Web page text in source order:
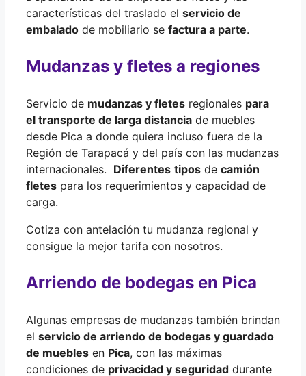
características del traslado el servicio de
embalado de mobiliario se factura a parte.
Mudanzas y fletes a regiones
Servicio de mudanzas y fletes regionales para
el transporte de larga distancia de muebles
desde Pica a donde quiera incluso fuera de la
Región de Tarapacá y del país con las mudanzas
internacionales. Diferentes tipos de camión
fletes para los requerimientos y capacidad de
carga.
Cotiza con antelación tu mudanza regional y
consigue la mejor tarifa con nosotros.
Arriendo de bodegas en Pica
Algunas empresas de mudanzas también brindan
el servicio de arriendo de bodegas y guardado
de muebles en Pica, con las máximas
condiciones de privacidad y seguridad durante